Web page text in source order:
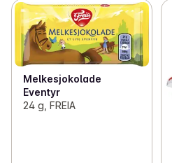
Melkesjokolade
Eventyr
24 g, FREIA